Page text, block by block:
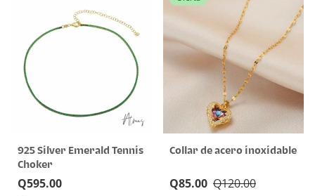
925 Silver Emerald Tennis
Choker
Q595.00
Collar de acero inoxidable
Q120.00
Q85.00